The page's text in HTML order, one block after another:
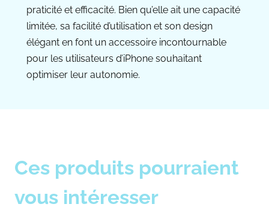
praticité et efficacité. Bien qu’elle ait une capacité
limitée, sa facilité d’utilisation et son design
élégant en font un accessoire incontournable
pour les utilisateurs d’iPhone souhaitant
optimiser leur autonomie.
Ces produits pourraient
vous intéresser